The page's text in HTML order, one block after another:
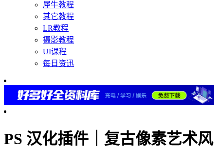
犀牛教程
其它教程
LR教程
摄影教程
UI课程
每日资迅
PS 汉化插件｜复古像素艺术风